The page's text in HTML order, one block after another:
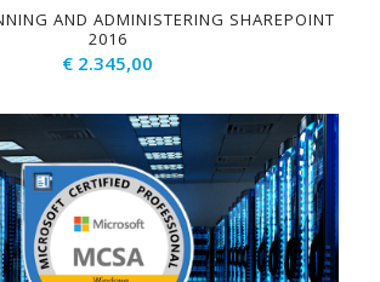
AND ADMINISTERING SHAREPOINT
2016
€ 2.345,00